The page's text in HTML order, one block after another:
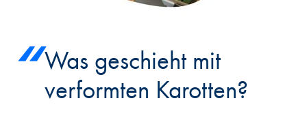
Was geschieht mit
verformten Karotten?